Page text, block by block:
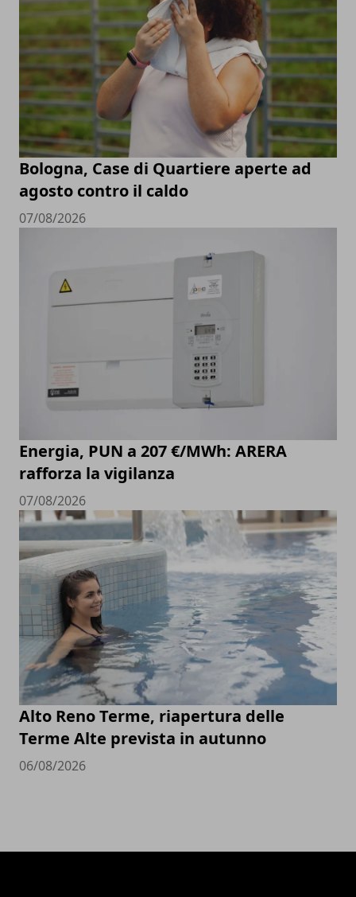
Bologna, Case di Quartiere aperte ad
agosto contro il caldo
07/08/2026
Energia, PUN a 207 €/MWh: ARERA
rafforza la vigilanza
07/08/2026
Alto Reno Terme, riapertura delle
Terme Alte prevista in autunno
06/08/2026